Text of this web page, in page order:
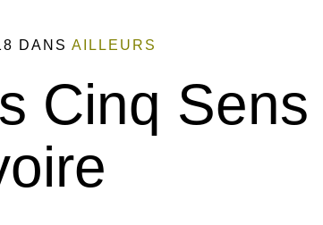
DANS AILLEURS
Cinq Sens